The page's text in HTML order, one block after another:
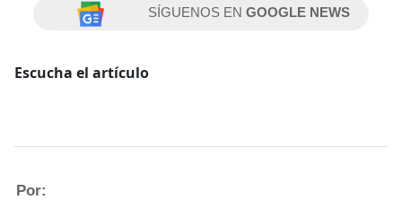
SÍGUENOS ENGOOGLE NEWS
Escucha el artículo
Por: